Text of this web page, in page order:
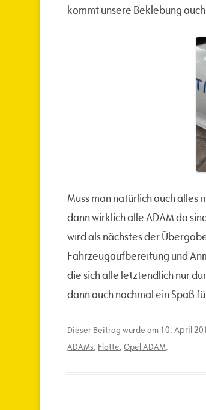
kommt unsere Beklebung
Muss man natürlich auch alles
dann wirklich alle ADAM da
wird als nächstes der
Fahrzeugaufbereitung und
die sich alle letztendlich nur
dann auch nochmal ein Spaß
Dieser Beitrag wurde am 10. April
ADAMs, Flotte,Opel ADAM.